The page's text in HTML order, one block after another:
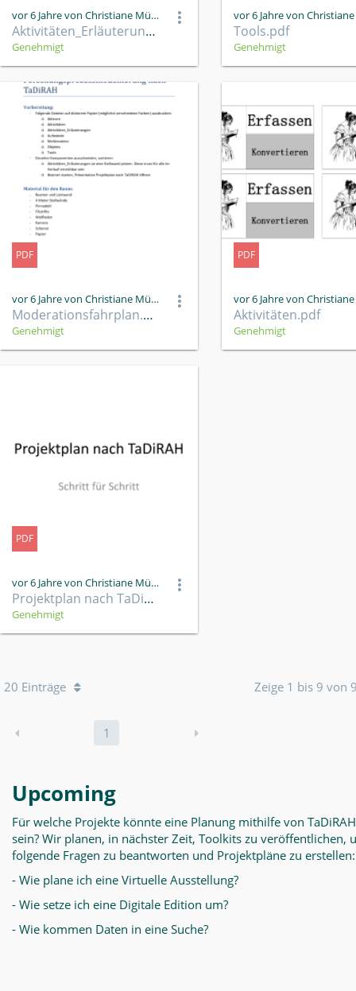
vor 6 Jahre von Christiane Müller
Aktivitäten_Erläuterungen.pdf
Genehmigt
Tools.pdf
Genehmigt
PDF
vor 6 Jahre von Christiane Müller
Moderationsfahrplan.pdf
Genehmigt
PDF
Aktivitäten.pdf
Genehmigt
PDF
vor 6 Jahre von Christiane Müller
Projektplan nach TaDiRAH.pdf
Genehmigt
20 Einträge Zeige 1 bis 9 von
1
Upcoming
Für welche Projekte könnte eine Planung mithilfe von
sein? Wir planen, in nächster Zeit, Toolkits zu veröffentlichen,
folgende Fragen zu beantworten und Projektpläne zu erstellen:
- Wie plane ich eine Virtuelle Ausstellung?
- Wie setze ich eine Digitale Edition um?
- Wie kommen Daten in eine Suche?